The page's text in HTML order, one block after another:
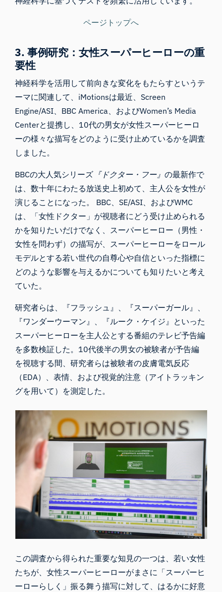
ページトップへ
3. 事例研究：女性スーパーヒーローの重
要性
神経科学を活用して前向きな変化をもたらすというテ
ーマに関連して、iMotionsは最近、Screen
Engine/ASI、BBC America、およびWomen’s Media
Centerと提携し、10代の男女が女性スーパーヒーロ
ーの様々な描写をどのように受け止めているかを調査
しました。
BBCの大人気シリーズ 『ドクター・フー』の最新作で
は、数十年にわたる放送史上初めて、主人公を女性が
演じることになった。 BBC、SE/ASI、およびWMC
は、「女性ドクター」が視聴者にどう受け止められる
かを知りたいだけでなく、スーパーヒーロー（男性・
女性を問わず）の描写が、スーパーヒーローをロール
モデルとする若い世代の自尊心や自信といった指標に
どのような影響を与えるかについても知りたいと考え
ていた。
研究者らは、『フラッシュ』、『スーパーガール』、
『ワンダーウーマン』、『ルーク・ケイジ』といった
スーパーヒーローを主人公とする番組のテレビ予告編
を多数検証した 。10代後半の男女の被験者が予告編
を視聴する間、研究者らは被験者の皮膚電気反応
（EDA）、表情、および視覚的注意（アイトラッキン
グを用いて）を測定した。
この調査から得られた重要な知見の一つは、若い女性
たちが、女性スーパーヒーローがまさに「スーパーヒ
ーローらしく」振る舞う描写に対して、はるかに好意